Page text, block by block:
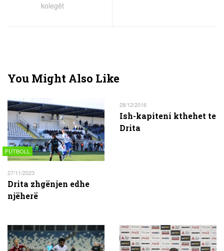
kolegët
You Might Also Like
FUTBOLL
27/11/2023
Drita zhgënjen edhe
njëherë
28/12/2016
Ish-kapiteni kthehet te
Drita